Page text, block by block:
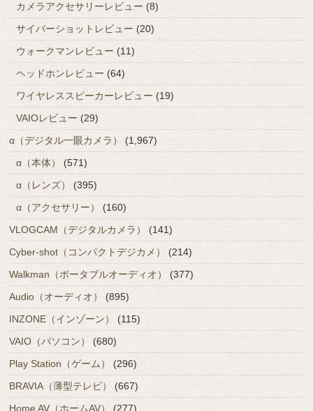
カメラアクセサリーレビュー (8)
サイバーショットレビュー (20)
ウォークマンレビュー (11)
ヘッドホンレビュー (64)
ワイヤレススピーカーレビュー(19)
VAIOレビュー (29)
α（デジタル一眼カメラ）
(1,967)
α（本体）
(571)
α（レンズ）
(395)
α（アクセサリー）
(160)
VLOGCAM（デジタルカメラ）
(141)
Cyber-shot（コンパクトデジカメ）
(214)
Walkman（ポータブルオーディオ）
(377)
Audio（オーディオ）
(895)
INZONE（インゾーン）
(115)
VAIO（パソコン）
(680)
Play Station（ゲーム）
(296)
BRAVIA（薄型テレビ）
(667)
Home AV（ホームAV）
(277)